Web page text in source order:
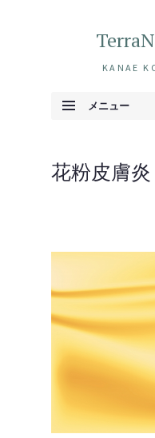
KANAE
メニュー
花粉皮膚炎